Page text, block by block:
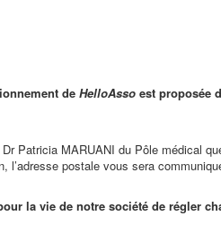
de HelloAssoest proposée
Patricia MARUANI du Pôle médical
l’adresse postale vous sera
la vie de notre société de régler